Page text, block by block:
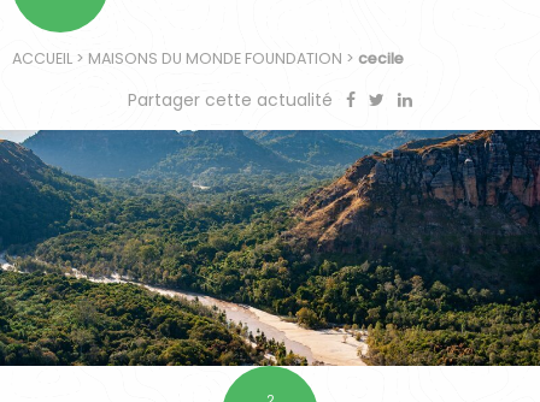
ACCUEIL > MAISONS DU MONDE FOUNDATION > cecile
Partager cette actualité